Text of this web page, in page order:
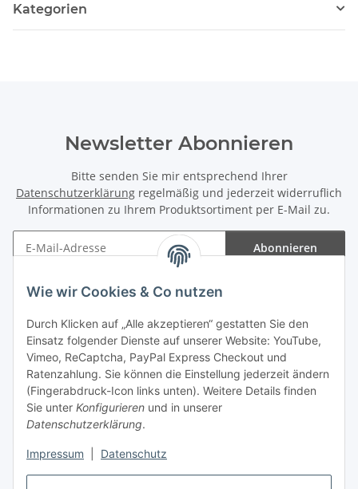
Wie wir Cookies & Co nutzen
Durch Klicken auf „Alle akzeptieren“ gestatten Sie den
Einsatz folgender Dienste auf unserer Website: YouTube,
Vimeo, ReCaptcha, PayPal Express Checkout und
Ratenzahlung. Sie können die Einstellung jederzeit ändern
(Fingerabdruck-Icon links unten). Weitere Details finden
Sie unter Konfigurieren und in unserer
Datenschutzerklärung.
Impressum Datenschutz
Kategorien
Newsletter Abonnieren
Bitte senden Sie mir entsprechend Ihrer
Datenschutzerklärung regelmäßig und jederzeit widerruflich
Informationen zu Ihrem Produktsortiment per E-Mail zu.
Abonnieren
Gesetzliche Informationen
Vertrag widerrufen